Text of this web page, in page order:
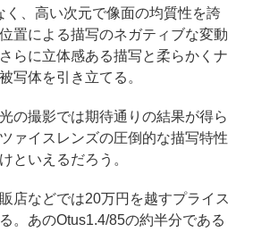
く、高い次元で像面の均質性を誇
置による描写のネガティブな変動
らに立体感ある描写と柔らかくナ
写体を引き立てる。
の撮影では期待通りの結果が得ら
ァイスレンズの圧倒的な描写特性
といえるだろう。
店などでは20万円を越すプライス
。あのOtus1.4/85の約半分である